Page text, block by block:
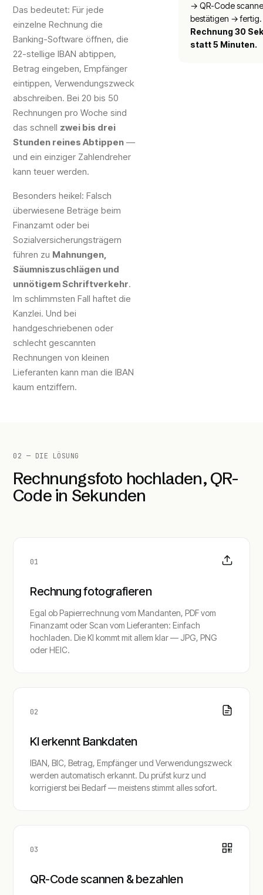
Das bedeutet: Für jede
einzelne Rechnung die
Banking-Software öffnen, die
22-stellige IBAN abtippen,
Betrag eingeben, Empfänger
eintippen, Verwendungszweck
abschreiben. Bei 20 bis 50
Rechnungen pro Woche sind
das schnell zwei bis drei
Stunden reines Abtippen —
und ein einziger Zahlendreher
kann teuer werden.
Besonders heikel: Falsch
überwiesene Beträge beim
Finanzamt oder bei
Sozialversicherungsträgern
führen zu Mahnungen,
Säumniszuschlägen und
unnötigem Schriftverkehr.
Im schlimmsten Fall haftet die
Kanzlei. Und bei
handgeschriebenen oder
schlecht gescannten
Rechnungen von kleinen
Lieferanten kann man die IBAN
kaum entziffern.
→ QR-Code
bestätigen → fertig.
Rechnung 30
statt 5 Minuten.
02 — DIE LÖSUNG
Rechnungsfoto hochladen, QR-
Code in Sekunden
01
Rechnung fotografieren
Egal ob Papierrechnung vom Mandanten, PDF vom
Finanzamt oder Scan vom Lieferanten: Einfach
hochladen. Die KI kommt mit allem klar — JPG, PNG
oder HEIC.
02
KI erkennt Bankdaten
IBAN, BIC, Betrag, Empfänger und Verwendungszweck
werden automatisch erkannt. Du prüfst kurz und
korrigierst bei Bedarf — meistens stimmt alles sofort.
03
QR-Code scannen & bezahlen